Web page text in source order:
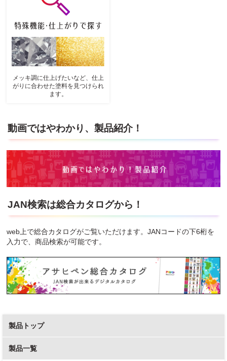
メッキ調に仕上げたいなど、仕上
がりに合わせた塗料を見つけられ
ます。
動画ではやわかり、製品紹介！
JAN検索は総合カタログから！
web上で総合カタログがご覧いただけます。JANコードの下6桁を
入力で、商品検索が可能です。
製品トップ
製品一覧